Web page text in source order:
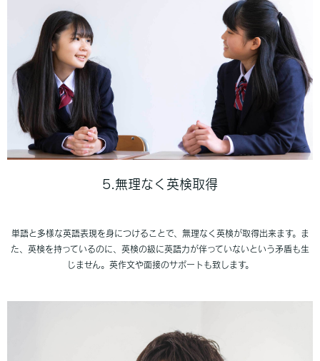
5.無理なく英検取得
単語と多様な英語表現を身につけることで、無理なく英検が取得出来ます。ま
た、英検を持っているのに、英検の級に英語力が伴っていないという矛盾も生
じません。英作文や面接のサポートも致します。